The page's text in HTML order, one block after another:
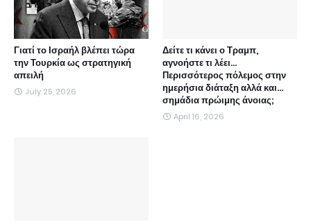
Γιατί το Ισραήλ βλέπει τώρα
την Τουρκία ως στρατηγική
απειλή
July 25, 2026
Δείτε τι κάνει ο Τραμπ,
αγνοήστε τι λέει...
Περισσότερος πόλεμος στην
ημερήσια διάταξη αλλά και...
σημάδια πρώιμης άνοιας;
April 16, 2026